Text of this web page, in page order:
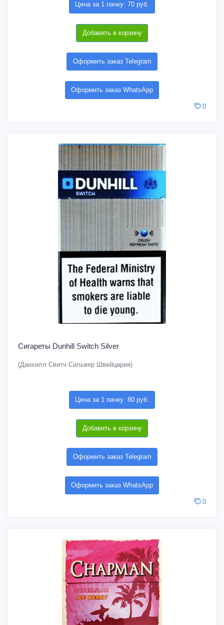
Цена за 1 пачку: 70 руб.
Добавить в корзину
Оформить заказ Telegram
Оформить заказ WhatsApp
0
Сигареты Dunhill Switch Silver
(Данхилл Свитч Сильвер Швейцария)
Цена за 1 пачку: 80 руб.
Добавить в корзину
Оформить заказ Telegram
Оформить заказ WhatsApp
0